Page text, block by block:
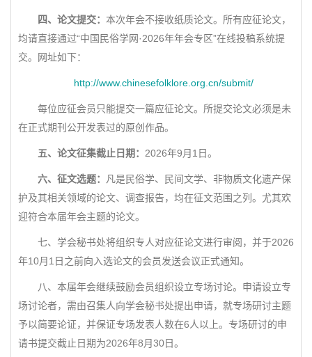
四、论文提交： 本次年会不接收纸质论文。所有应征论文，
均请直接通过“中国民俗学网·2026年年会专区”在线投稿系统提
交。网址如下：
http://www.chinesefolklore.org.cn/submit/
每位应征会员只能提交一篇应征论文。所提交论文必须是未
在正式期刊公开发表过的原创作品。
五、论文征集截止日期： 2026年9月1日。
六、征文选题：
凡是民俗学、民间文学、非物质文化遗产保
护及其相关领域的论文、调查报告，均在征文范围之列。尤其欢
迎符合本届年会主题的论文。
七、学会秘书处将组织专人对应征论文进行审阅，并于2026
年10月1日之前向入选论文的会员发送会议正式通知。
八、本届年会继续鼓励会员组织设立专场讨论。申请设立专
场讨论者，需由召集人向学会秘书处提出申请，就专场研讨主题
予以简要论证，并保证专场发表人数在6人以上。专场研讨的申
请书提交截止日期为2026年8月30日。